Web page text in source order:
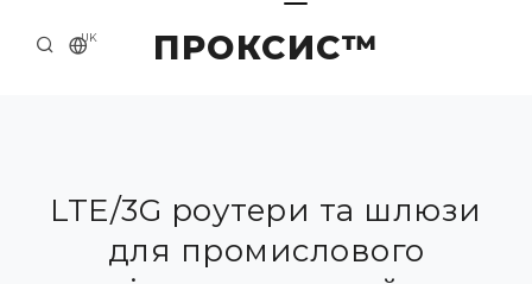
ПРОКСИС™
UK
ПРО НАС
ПРИКЛАДИ ТА РІШЕННЯ
LTE/3G роутери та шлюзи
для промислового